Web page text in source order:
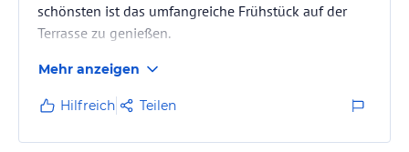
schönsten ist das umfangreiche Frühstück auf der
Terrasse zu genießen.
Mehr anzeigen
Hilfreich Teilen